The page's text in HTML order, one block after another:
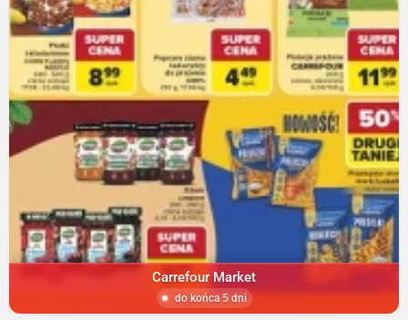
Carrefour Market
do końca 5 dni